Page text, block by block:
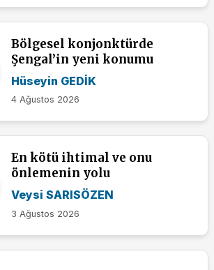
Bölgesel konjonktürde
Şengal’in yeni konumu
Hüseyin GEDİK
4 Ağustos 2026
En kötü ihtimal ve onu
önlemenin yolu
Veysi SARISÖZEN
3 Ağustos 2026